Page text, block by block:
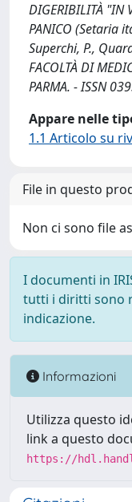
DIGERIBILITÀ "IN
PANICO (Setaria
Superchi, P.,
FACOLTÀ DI
PARMA. - ISSN
Appare nelle
1.1 Articolo su
File in questo
Non ci sono file
I documenti in
tutti i diritti sono
indicazione.
Informazioni
Utilizza questo
link a questo
https://